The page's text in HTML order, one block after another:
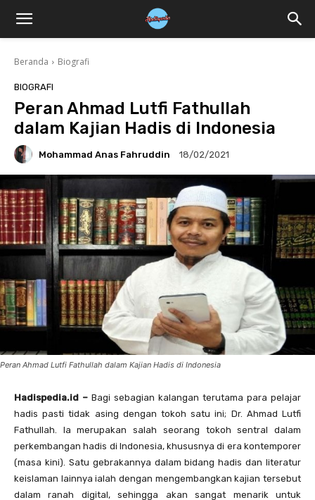
Beranda Biografi
BIOGRAFI
Peran Ahmad Lutfi Fathullah
dalam Kajian Hadis di Indonesia
Mohammad Anas Fahruddin 18/02/2021
Peran Ahmad Lutfi Fathullah dalam Kajian Hadis di Indonesia
Hadispedia.id – Bagi sebagian kalangan terutama para pelajar
hadis pasti tidak asing dengan tokoh satu ini; Dr. Ahmad Lutfi
Fathullah. Ia merupakan salah seorang tokoh sentral dalam
perkembangan hadis di Indonesia, khususnya di era kontemporer
(masa kini). Satu gebrakannya dalam bidang hadis dan literatur
keislaman lainnya ialah dengan mengembangkan kajian tersebut
dalam ranah digital, sehingga akan sangat menarik untuk